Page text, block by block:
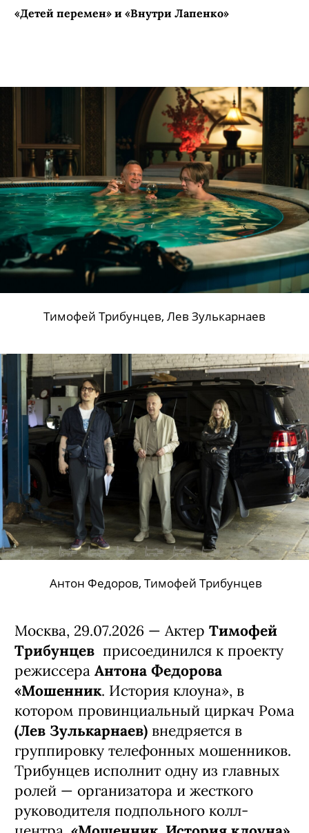
«Детей перемен» и «Внутри Лапенко»
Тимофей Трибунцев, Лев Зулькарнаев
Антон Федоров, Тимофей Трибунцев
Москва, 29.07.2026 — Актер Тимофей
Трибунцев присоединился к проекту
режиссера Антона Федорова
«Мошенник. История клоуна», в
котором провинциальный циркач Рома
(Лев Зулькарнаев) внедряется в
группировку телефонных мошенников.
Трибунцев исполнит одну из главных
ролей — организатора и жесткого
руководителя подпольного колл-